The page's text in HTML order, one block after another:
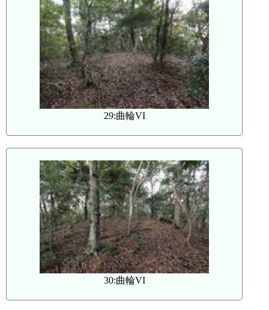
29:曲輪VI
30:曲輪VI